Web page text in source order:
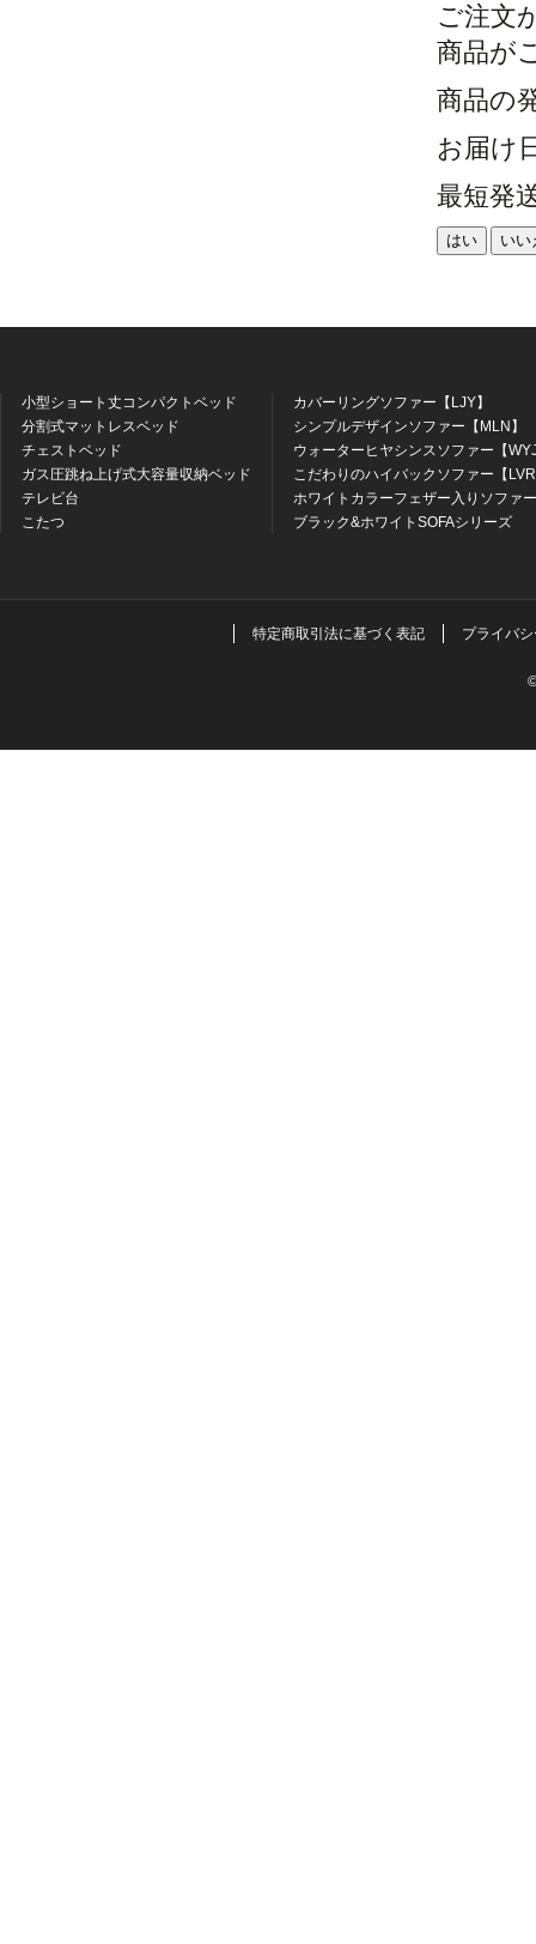
ご注文
商品が
商品の
お届け
最短発
はい いい
小型ショート丈コンパクトベッド
分割式マットレスベッド
チェストベッド
ガス圧跳ね上げ式大容量収納ベッド
テレビ台
こたつ
カバーリングソファー【LJY】
シンプルデザインソファー【MLN】
ウォーターヒヤシンスソファー【
こだわりのハイバックソファー【
ホワイトカラーフェザー入りソファ
ブラック&ホワイトSOFAシリーズ
特定商取引法に基づく表記 プライバ